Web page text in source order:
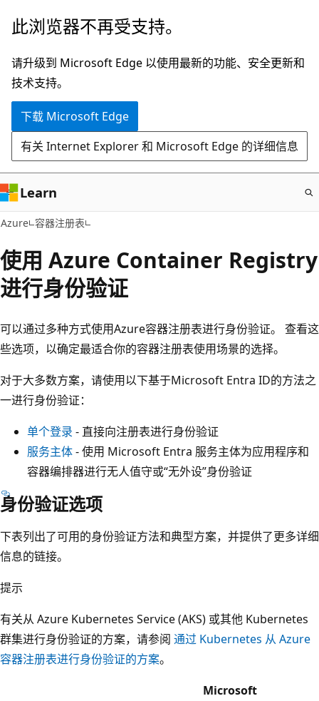
跳
主
要
内
此浏览器不再受支持。
请升级到 Microsoft Edge 以使用最新的功能、安全更新和
技术支持。
下载 Microsoft Edge
有关 Internet Explorer 和 Microsoft Edge 的详细信息
Learn
Azure 容器注册表
使用 Azure Container Registry
进行身份验证
可以通过多种方式使用Azure容器注册表进行身份验证。 查看这
些选项，以确定最适合你的容器注册表使用场景的选择。
对于大多数方案，请使用以下基于Microsoft Entra ID的方法之
一进行身份验证：
单个登录 - 直接向注册表进行身份验证
服务主体- 使用 Microsoft Entra 服务主体为应用程序和
容器编排器进行无人值守或“无外设”身份验证
身份验证选项
下表列出了可用的身份验证方法和典型方案，并提供了更多详细
信息的链接。
提示
有关从 Azure Kubernetes Service (AKS) 或其他 Kubernetes
群集进行身份验证的方案，请参阅 通过 Kubernetes 从 Azure
容器注册表进行身份验证的方案。
Microsoft